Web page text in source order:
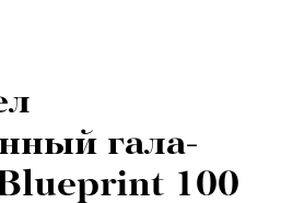
гала-
100